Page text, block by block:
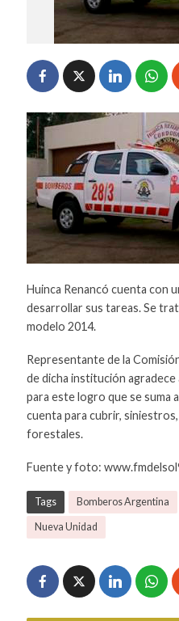
Huinca Renancó cuenta con
desarrollar sus tareas. Se
modelo 2014.
Representante de la
de dicha institución agradece
para este logro que se suma
cuenta para cubrir,
forestales.
Fuente y foto:
Tags Bomberos Argentina
Nueva Unidad